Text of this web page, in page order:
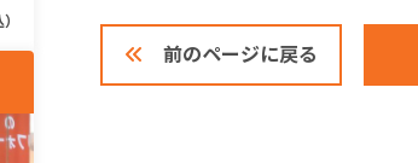
前のページに戻る